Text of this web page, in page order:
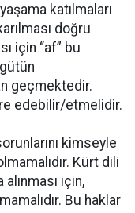
katılmaları
doğru
için “af” bu
geçmektedir.
edebilir/etmelidir.
kimseyle
Kürt dili
için,
Bu haklar